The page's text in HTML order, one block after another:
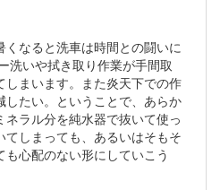
くなると洗車は時間との闘いに
洗いや拭き取り作業が手間取
しまいます。また炎天下での作
したい。ということで、あらか
ネラル分を純水器で抜いて使っ
てしまっても、あるいはそもそ
心配のない形にしていこう